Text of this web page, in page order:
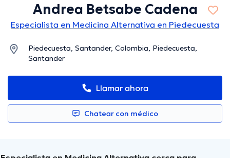
Andrea Betsabe Cadena
Especialista en Medicina Alternativa en Piedecuesta
Piedecuesta, Santander, Colombia, Piedecuesta,
Santander
Llamar ahora
Chatear con médico